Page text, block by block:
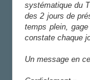
systématique du
des 2 jours de
temps plein,
constate chaque
Un message en